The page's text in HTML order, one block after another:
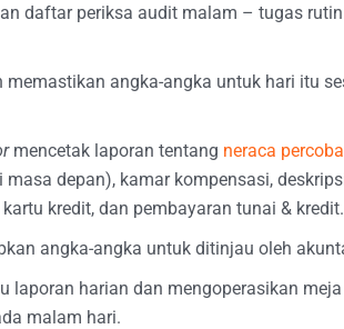
daftar periksa audit malam – tugas
angka-angka untuk hari itu
mencetak laporan tentang neraca
depan), kamar kompensasi,
kredit, dan pembayaran tunai & kredit.
angka-angka untuk ditinjau oleh
laporan harian dan mengoperasikan
malam hari.